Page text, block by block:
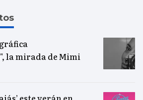
la mirada de Mimi